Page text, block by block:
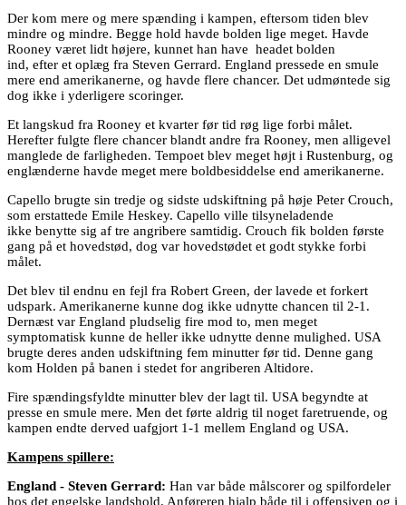
Der kom mere og mere spænding i kampen, eftersom tiden blev
mindre og mindre. Begge hold havde bolden lige meget. Havde
Rooney været lidt højere, kunnet han have headet bolden
ind, efter et oplæg fra Steven Gerrard. England pressede en smule
mere end amerikanerne, og havde flere chancer. Det udmøntede sig
dog ikke i yderligere scoringer.
Et langskud fra Rooney et kvarter før tid røg lige forbi målet.
Herefter fulgte flere chancer blandt andre fra Rooney, men alligevel
manglede de farligheden. Tempoet blev meget højt i Rustenburg, og
englænderne havde meget mere boldbesiddelse end amerikanerne.
Capello brugte sin tredje og sidste udskiftning på høje Peter Crouch,
som erstattede Emile Heskey. Capello ville tilsyneladende
ikke benytte sig af tre angribere samtidig. Crouch fik bolden første
gang på et hovedstød, dog var hovedstødet et godt stykke forbi
målet.
Det blev til endnu en fejl fra Robert Green, der lavede et forkert
udspark. Amerikanerne kunne dog ikke udnytte chancen til 2-1.
Dernæst var England pludselig fire mod to, men meget
symptomatisk kunne de heller ikke udnytte denne mulighed. USA
brugte deres anden udskiftning fem minutter før tid. Denne gang
kom Holden på banen i stedet for angriberen Altidore.
Fire spændingsfyldte minutter blev der lagt til. USA begyndte at
presse en smule mere. Men det førte aldrig til noget faretruende, og
kampen endte derved uafgjort 1-1 mellem England og USA.
Kampens spillere:
England - Steven Gerrard: Han var både målscorer og spilfordeler
hos det engelske landshold. Anføreren hjalp både til i offensiven og i